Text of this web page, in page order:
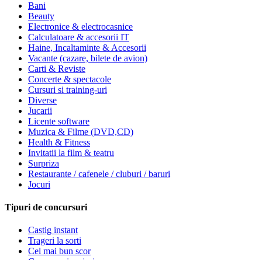
Bani
Beauty
Electronice & electrocasnice
Calculatoare & accesorii IT
Haine, Incaltaminte & Accesorii
Vacante (cazare, bilete de avion)
Carti & Reviste
Concerte & spectacole
Cursuri si training-uri
Diverse
Jucarii
Licente software
Muzica & Filme (DVD,CD)
Health & Fitness
Invitatii la film & teatru
Surpriza
Restaurante / cafenele / cluburi / baruri
Jocuri
Tipuri de concursuri
Castig instant
Trageri la sorti
Cel mai bun scor